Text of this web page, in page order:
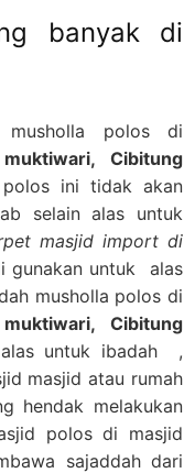
banyak di
musholla polos di
Cibitung
ini tidak akan
selain alas untuk
masjid import di
gunakan untuk alas
musholla polos di
Cibitung
untuk ibadah ,
masjid atau rumah
hendak melakukan
polos di masjid
sajaddah dari